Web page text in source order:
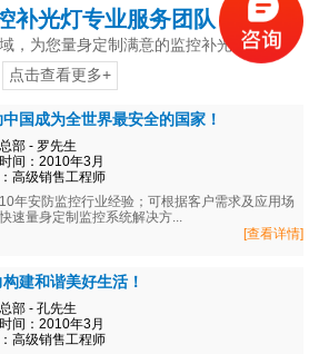
补光灯专业服务团队
，为您量身定制满意的监控补光方案
点击查看更多+
国成为全世界最安全的国家！
部 - 罗先生
间：2010年3月
高级销售工程师
年安防监控行业经验；可根据客户需求及应用场
速量身定制监控系统解决方...
[查看详情]
建和谐美好生活！
部 - 孔先生
间：2010年3月
高级销售工程师